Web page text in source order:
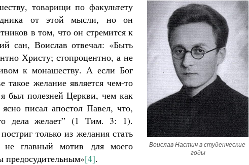
Воислав Настич в студенческие
годы
товарищи по факультету
от этой мысли, но он
в том, что он стремится к
сан, Воислав отвечал: «Быть
Христу; стопроцентно, а не
к монашеству. А если Бог
такое желание является чем-то
был полезней Церкви, чем как
писал апостол Павел, что,
дела желает” (1 Тим. 3: 1).
только из желания стать
главный мотив для моего
предосудительным»[4].